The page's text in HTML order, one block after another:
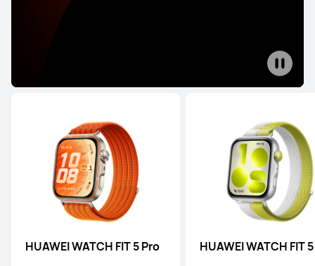
HUAWEI WATCH FIT 5 Pro HUAWEI WATCH FIT 5
HUAWEI WATCH 3